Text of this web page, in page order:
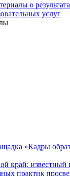
о
услуг
«Кадры
край:
практик